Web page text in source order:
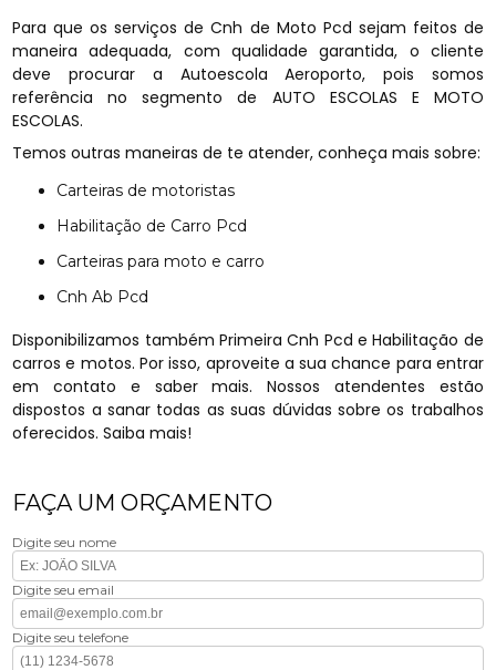
Para que os serviços de Cnh de Moto Pcd sejam feitos de
maneira adequada, com qualidade garantida, o cliente
deve procurar a Autoescola Aeroporto, pois somos
referência no segmento de AUTO ESCOLAS E MOTO
ESCOLAS.
Temos outras maneiras de te atender, conheça mais sobre:
Carteiras de motoristas
Habilitação de Carro Pcd
Carteiras para moto e carro
Cnh Ab Pcd
Disponibilizamos também Primeira Cnh Pcd e Habilitação de
carros e motos. Por isso, aproveite a sua chance para entrar
em contato e saber mais. Nossos atendentes estão
dispostos a sanar todas as suas dúvidas sobre os trabalhos
oferecidos. Saiba mais!
FAÇA UM ORÇAMENTO
Digite seu nome
Digite seu email
Digite seu telefone